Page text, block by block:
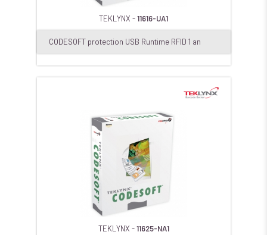
TEKLYNX -11616-UA1
CODESOFT protection USB Runtime RFID 1 an
TEKLYNX -11625-NA1